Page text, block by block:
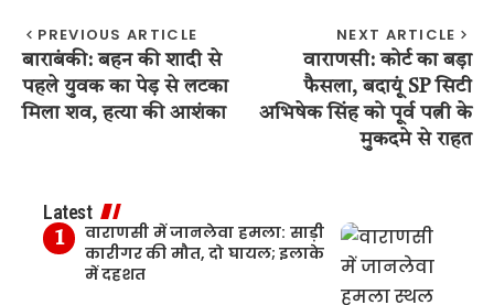
PREVIOUS ARTICLE
बाराबंकी: बहन की शादी से
पहले युवक का पेड़ से लटका
मिला शव, हत्या की आशंका
NEXT ARTICLE
वाराणसी: कोर्ट का बड़ा
फैसला, बदायूं SP सिटी
अभिषेक सिंह को पूर्व पत्नी के
मुकदमे से राहत
Latest
वाराणसी में जानलेवा हमला: साड़ी
कारीगर की मौत, दो घायल; इलाके
में दहशत